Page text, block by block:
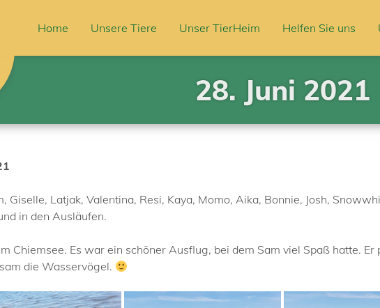
Home Unsere Tiere Unser TierHeim Helfen Sie uns
28. Juni 2021
Giselle, Latjak, Valentina, Resi, Kaya, Momo, Aika, Bonnie, Josh,
in den Ausläufen.
Chiemsee. Es war ein schöner Ausflug, bei dem Sam viel Spaß hatte.
die Wasservögel.